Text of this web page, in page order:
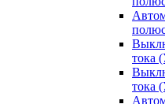
тока
тока